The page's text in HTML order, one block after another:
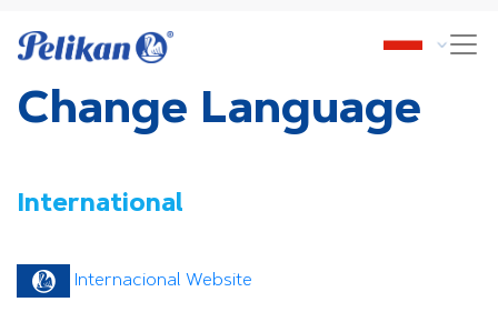
Change Language
International
Internacional Website